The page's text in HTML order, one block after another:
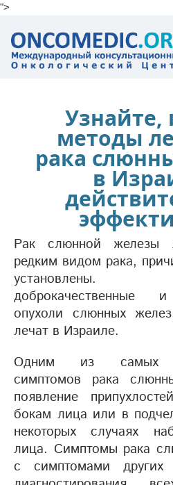
">
Узнайте,
методы
рака
в
Рак слюнной железы
редким видом рака,
установлены.
доброкачественные
опухоли слюнных
лечат в Израиле.
Одним из самых
симптомов рака
появление
бокам лица или в
некоторых случаях
лица. Симптомы рака
с симптомами других